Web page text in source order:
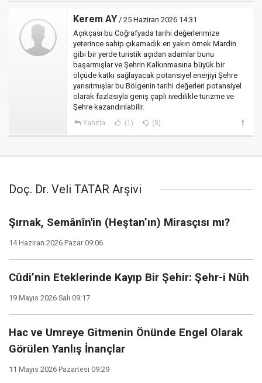
Kerem AY / 25 Haziran 2026 14:31
Açıkçası bu Coğrafyada tarihi değerlerimize
yeterince sahip çıkamadık en yakın örnek Mardin
gibi bir yerde turistik açıdan adamlar bunu
başarmışlar ve Şehrin Kalkınmasına büyük bir
ölçüde katkı sağlayacak potansiyel enerjiyi Şehre
yansıtmışlar bu Bölgenin tarihi değerleri potansiyel
olarak fazlasıyla geniş çaplı ivedilikle turizme ve
Şehre kazandırılabilir.
Yanıtla (1) (0)
Doç. Dr. Veli TATAR Arşivi
Şırnak, Semânîn'in (Heştan’ın) Mirasçısı mı?
14 Haziran 2026 Pazar 09:06
Cûdi’nin Eteklerinde Kayıp Bir Şehir: Şehr-i Nûh
19 Mayıs 2026 Salı 09:17
Hac ve Umreye Gitmenin Önünde Engel Olarak
Görülen Yanlış İnançlar
11 Mayıs 2026 Pazartesi 09:29